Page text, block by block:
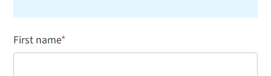
First name*